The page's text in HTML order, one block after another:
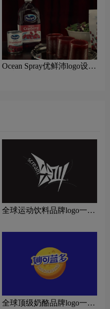
Ocean Spray优鲜沛logo设计
全球运动饮料品牌logo一
全球顶级奶酪品牌logo一